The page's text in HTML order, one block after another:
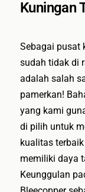
Kuningan
Sebagai pusat
sudah tidak di
adalah salah
pamerkan!
yang kami
di pilih untuk
kualitas
memiliki daya
Keunggulan